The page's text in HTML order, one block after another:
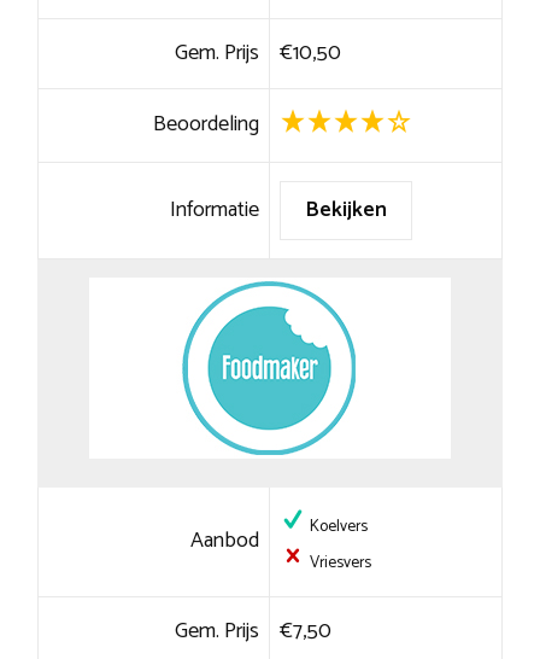
Gem. Prijs €10,50
Beoordeling
Informatie Bekijken
Aanbod
Koelvers
Vriesvers
Gem. Prijs €7,50